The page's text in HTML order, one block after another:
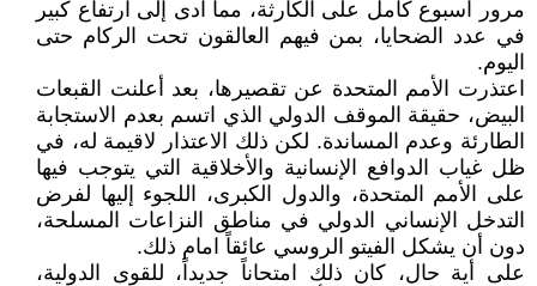
مرور اسبوع كامل على الكارثة، مما ادى إلى ارتفاع كبير
في عدد الضحايا، بمن فيهم العالقون تحت الركام حتى
اليوم.
اعتذرت الأمم المتحدة عن تقصيرها، بعد أعلنت القبعات
البيض، حقيقة الموقف الدولي الذي اتسم بعدم الاستجابة
الطارئة وعدم المساندة. لكن ذلك الاعتذار لاقيمة له، في
ظل غياب الدوافع الإنسانية والأخلاقية التي يتوجب فيها
على الأمم المتحدة، والدول الكبرى، اللجوء إليها لفرض
التدخل الإنساني الدولي في مناطق النزاعات المسلحة،
دون أن يشكل الفيتو الروسي عائقاً امام ذلك.
على أية حال، كان ذلك امتحاناً جديداً، للقوى الدولية،